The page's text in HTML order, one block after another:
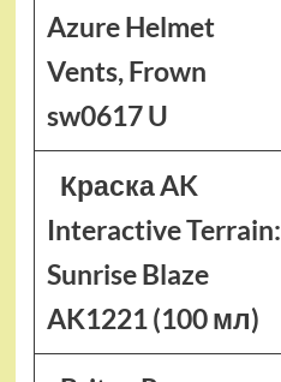
Azure Helmet
Vents, Frown
sw0617 U
Краска AK
Interactive Terrain:
Sunrise Blaze
AK1221 (100 мл)